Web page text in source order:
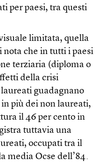
per paesi, tra questi
limitata, quella
nota che in tutti i paesi
terziaria (diploma o
della crisi
guadagnano
più dei non laureati,
il 46 per cento in
tuttavia una
occupati tra il
media Ocse dell’84.